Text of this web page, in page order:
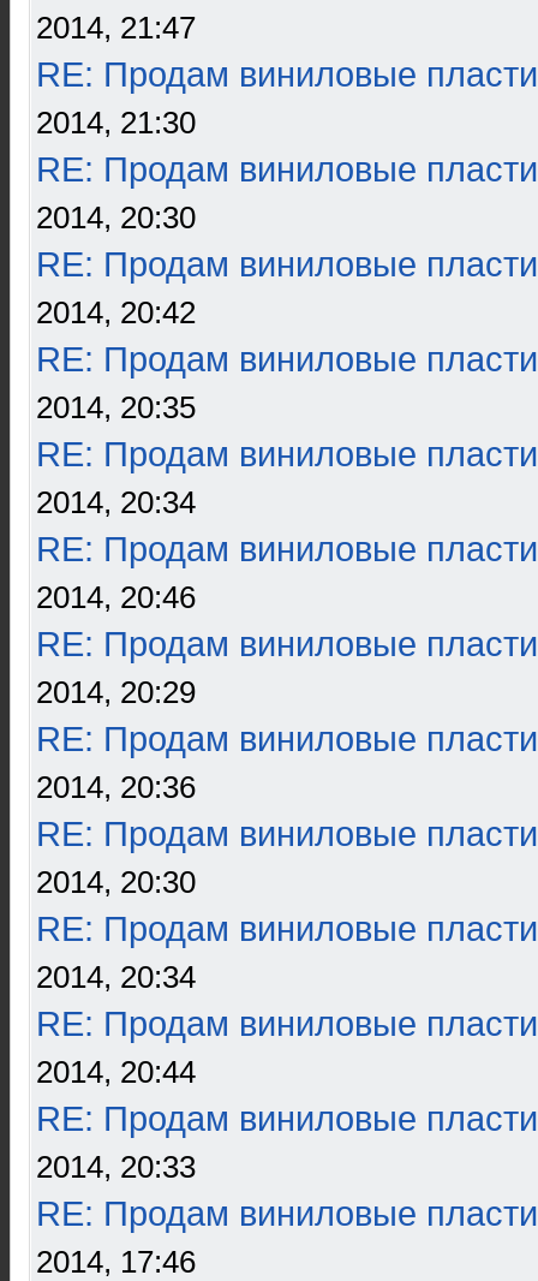
2014, 21:47
RE: Продам виниловые
2014, 21:30
RE: Продам виниловые
2014, 20:30
RE: Продам виниловые
2014, 20:42
RE: Продам виниловые
2014, 20:35
RE: Продам виниловые
2014, 20:34
RE: Продам виниловые
2014, 20:46
RE: Продам виниловые
2014, 20:29
RE: Продам виниловые
2014, 20:36
RE: Продам виниловые
2014, 20:30
RE: Продам виниловые
2014, 20:34
RE: Продам виниловые
2014, 20:44
RE: Продам виниловые
2014, 20:33
RE: Продам виниловые
2014, 17:46